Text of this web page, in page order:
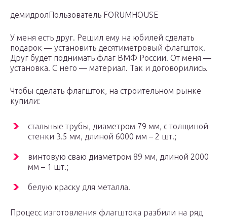
демидролПользователь FORUMHOUSE
У меня есть друг. Решил ему на юбилей сделать
подарок — установить десятиметровый флагшток.
Друг будет поднимать флаг ВМФ России. От меня —
установка. С него — материал. Так и договорились.
Чтобы сделать флагшток, на строительном рынке
купили:
стальные трубы, диаметром 79 мм, с толщиной
стенки 3.5 мм, длиной 6000 мм – 2 шт.;
винтовую сваю диаметром 89 мм, длиной 2000
мм – 1 шт.;
белую краску для металла.
Процесс изготовления флагштока разбили на ряд